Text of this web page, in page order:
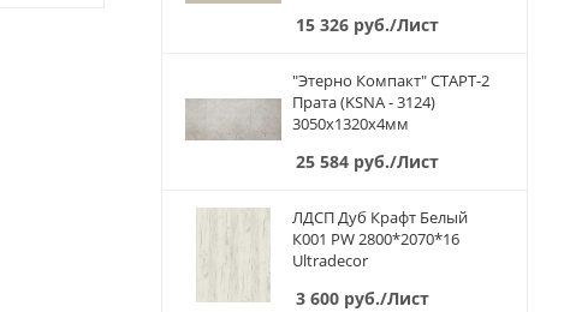
15 326 руб./Лист
"Этерно Компакт" СТАРТ-2
Прата (KSNA - 3124)
3050х1320х4мм
25 584 руб./Лист
ЛДСП Дуб Крафт Белый
К001 PW 2800*2070*16
Ultradecor
3 600 руб./Лист